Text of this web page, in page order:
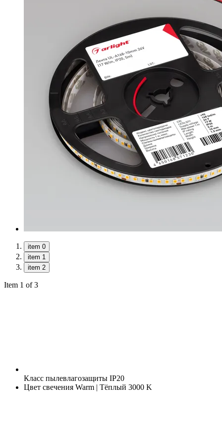
item 0
item 1
item 2
Item 1 of 3
Класс пылевлагозащиты IP20
Цвет свечения Warm | Тёплый 3000 K